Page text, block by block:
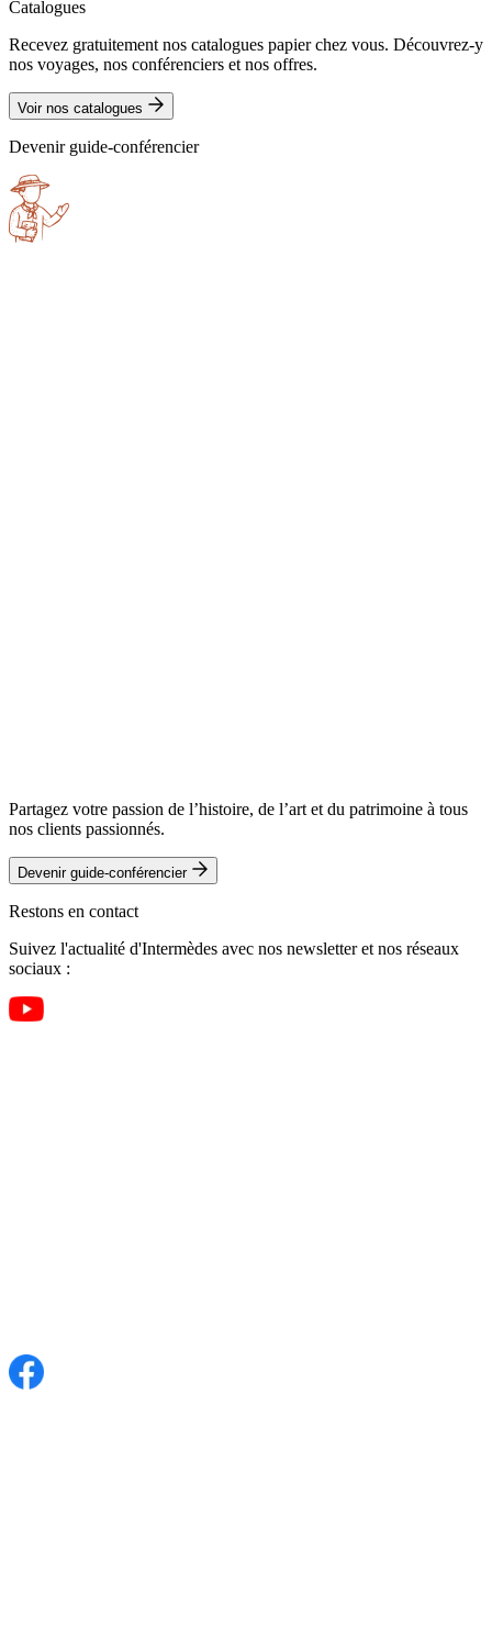
Catalogues
Recevez gratuitement nos catalogues papier chez vous. Découvrez-y
nos voyages, nos conférenciers et nos offres.
Voir nos catalogues
Devenir guide-conférencier
Partagez votre passion de l’histoire, de l’art et du patrimoine à tous
nos clients passionnés.
Devenir guide-conférencier
Restons en contact
Suivez l'actualité d'Intermèdes avec nos newsletter et nos réseaux
sociaux :